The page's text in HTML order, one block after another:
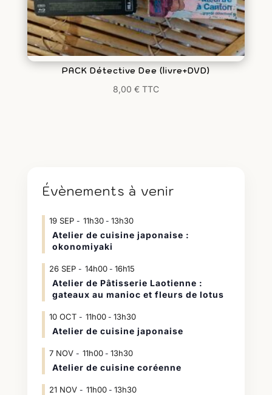
PACK Détective Dee (livre+DVD)
8,00 € TTC
Évènements à venir
19 SEP 11h30- 13h30
Atelier de cuisine japonaise :
okonomiyaki
26 SEP 14h00- 16h15
Atelier de Pâtisserie Laotienne :
gateaux au manioc et fleurs de lotus
10 OCT 11h00- 13h30
Atelier de cuisine japonaise
7 NOV 11h00- 13h30
Atelier de cuisine coréenne
21 NOV 11h00- 13h30